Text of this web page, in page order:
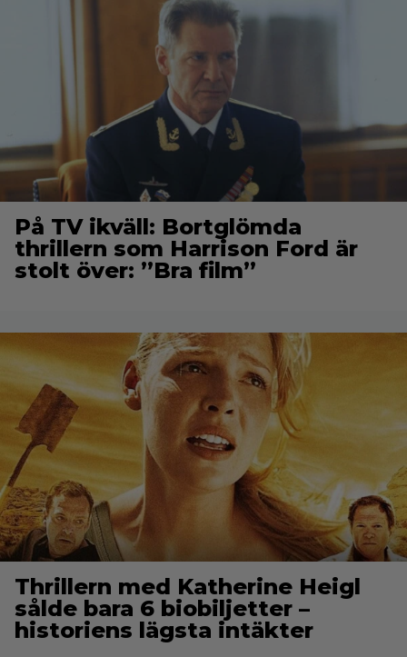
På TV ikväll: Bortglömda
thrillern som Harrison Ford är
stolt över: ”Bra film”
Thrillern med Katherine Heigl
sålde bara 6 biobiljetter –
historiens lägsta intäkter